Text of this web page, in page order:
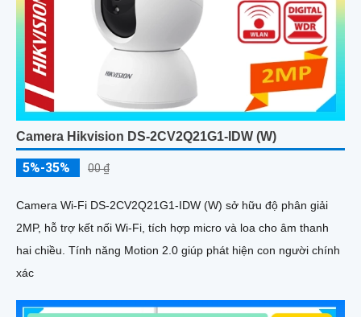
Camera Hikvision DS-2CV2Q21G1-IDW (W)
5%-35% 00 ₫
Camera Wi-Fi DS-2CV2Q21G1-IDW (W) sở hữu độ phân giải
2MP, hỗ trợ kết nối Wi-Fi, tích hợp micro và loa cho âm thanh
hai chiều. Tính năng Motion 2.0 giúp phát hiện con người chính
xác